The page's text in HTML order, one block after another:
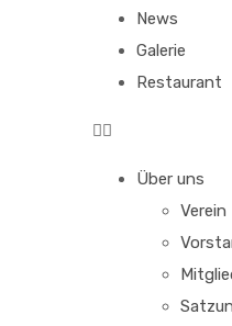
News
Galerie
Restaurant
Über uns
Verein